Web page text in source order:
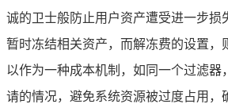
诚的卫士般防止用户资产遭受进一步损
暂时冻结相关资产，而解冻费的设置，
以作为一种成本机制，如同一个过滤器
请的情况，避免系统资源被过度占用，